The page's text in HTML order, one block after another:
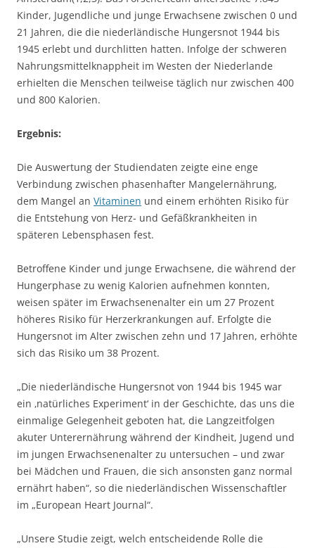
Kinder, Jugendliche und junge Erwachsene zwischen 0 und
21 Jahren, die die niederländische Hungersnot 1944 bis
1945 erlebt und durchlitten hatten. Infolge der schweren
Nahrungsmittelknappheit im Westen der Niederlande
erhielten die Menschen teilweise täglich nur zwischen 400
und 800 Kalorien.
Ergebnis:
Die Auswertung der Studiendaten zeigte eine enge
Verbindung zwischen phasenhafter Mangelernährung,
dem Mangel an Vitaminen und einem erhöhten Risiko für
die Entstehung von Herz- und Gefäßkrankheiten in
späteren Lebensphasen fest.
Betroffene Kinder und junge Erwachsene, die während der
Hungerphase zu wenig Kalorien aufnehmen konnten,
weisen später im Erwachsenenalter ein um 27 Prozent
höheres Risiko für Herzerkrankungen auf. Erfolgte die
Hungersnot im Alter zwischen zehn und 17 Jahren, erhöhte
sich das Risiko um 38 Prozent.
„Die niederländische Hungersnot von 1944 bis 1945 war
ein ‚natürliches Experiment‘ in der Geschichte, das uns die
einmalige Gelegenheit geboten hat, die Langzeitfolgen
akuter Unterernährung während der Kindheit, Jugend und
im jungen Erwachsenenalter zu untersuchen – und zwar
bei Mädchen und Frauen, die sich ansonsten ganz normal
ernährt haben“, so die niederländischen Wissenschaftler
im „European Heart Journal“.
„Unsere Studie zeigt, welch entscheidende Rolle die